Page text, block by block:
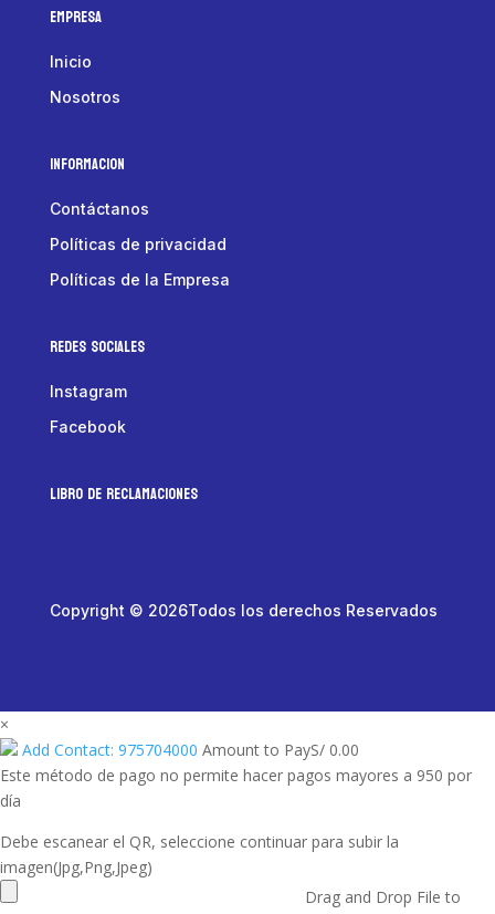
Empresa
Inicio
Nosotros
Informacion
Contáctanos
Políticas de privacidad
Políticas de la Empresa
Redes Sociales
Instagram
Facebook
LIBRO DE RECLAMACIONES
Copyright © 2026Todos los derechos Reservados
×
Add Contact: 975704000 Amount to PayS/ 0.00
Este método de pago no permite hacer pagos mayores a 950 por
día
Debe escanear el QR, seleccione continuar para subir la
imagen(Jpg,Png,Jpeg)
Drag and Drop File to